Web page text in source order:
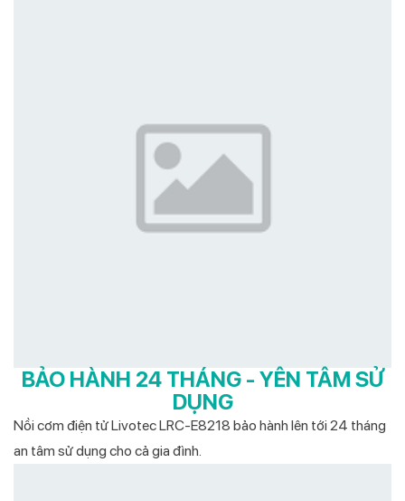
BẢO HÀNH 24 THÁNG - YÊN TÂM SỬ
DỤNG
Nồi cơm điện tử Livotec LRC-E8218 bảo hành lên tới 24 tháng
an tâm sử dụng cho cả gia đình.